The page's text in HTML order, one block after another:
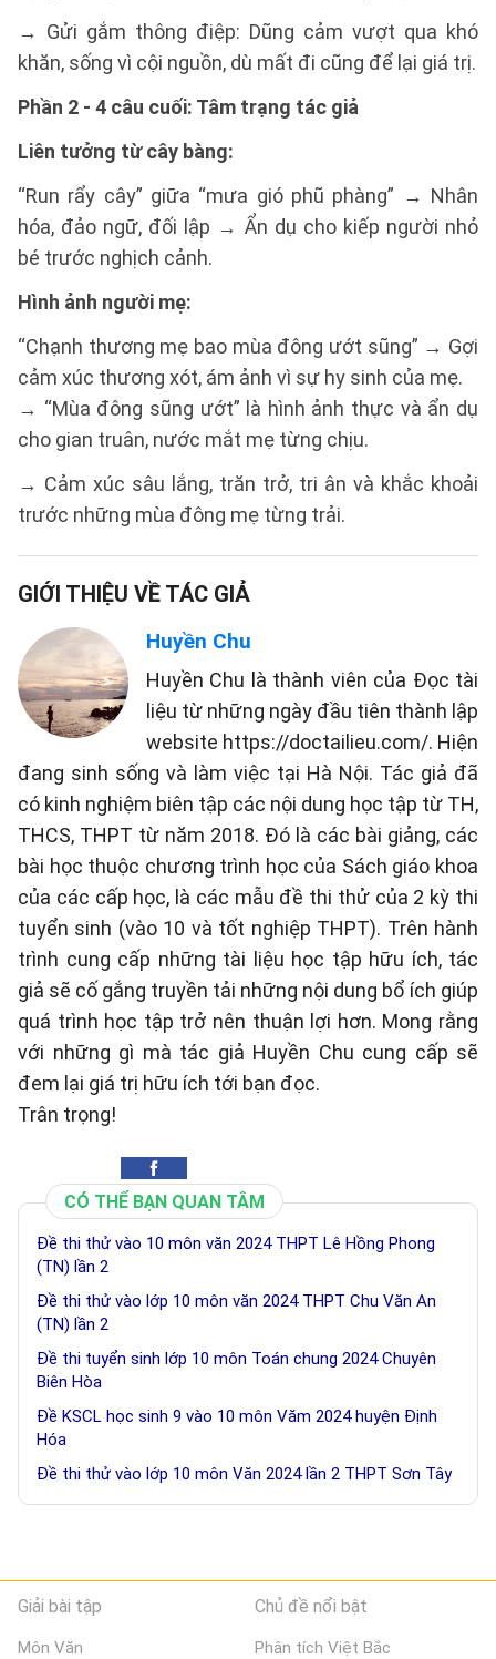
→ Gửi gắm thông điệp: Dũng cảm vượt qua khó
khăn, sống vì cội nguồn, dù mất đi cũng để lại giá trị.
Phần 2 - 4 câu cuối: Tâm trạng tác giả
Liên tưởng từ cây bàng:
“Run rẩy cây” giữa “mưa gió phũ phàng” → Nhân
hóa, đảo ngữ, đối lập → Ẩn dụ cho kiếp người nhỏ
bé trước nghịch cảnh.
Hình ảnh người mẹ:
“Chạnh thương mẹ bao mùa đông ướt sũng” → Gợi
cảm xúc thương xót, ám ảnh vì sự hy sinh của mẹ.
→ “Mùa đông sũng ướt” là hình ảnh thực và ẩn dụ
cho gian truân, nước mắt mẹ từng chịu.
→ Cảm xúc sâu lắng, trăn trở, tri ân và khắc khoải
trước những mùa đông mẹ từng trải.
GIỚI THIỆU VỀ TÁC GIẢ
Huyền Chu
Huyền Chu là thành viên của Đọc tài
liệu từ những ngày đầu tiên thành lập
website https://doctailieu.com/. Hiện
đang sinh sống và làm việc tại Hà Nội. Tác giả đã
có kinh nghiệm biên tập các nội dung học tập từ TH,
THCS, THPT từ năm 2018. Đó là các bài giảng, các
bài học thuộc chương trình học của Sách giáo khoa
của các cấp học, là các mẫu đề thi thử của 2 kỳ thi
tuyển sinh (vào 10 và tốt nghiệp THPT). Trên hành
trình cung cấp những tài liệu học tập hữu ích, tác
giả sẽ cố gắng truyền tải những nội dung bổ ích giúp
quá trình học tập trở nên thuận lợi hơn. Mong rằng
với những gì mà tác giả Huyền Chu cung cấp sẽ
đem lại giá trị hữu ích tới bạn đọc.
Trân trọng!
CÓ THỂ BẠN QUAN TÂM
Đề thi thử vào 10 môn văn 2024 THPT Lê Hồng Phong
(TN) lần 2
Đề thi thử vào lớp 10 môn văn 2024 THPT Chu Văn An
(TN) lần 2
Đề thi tuyển sinh lớp 10 môn Toán chung 2024 Chuyên
Biên Hòa
Đề KSCL học sinh 9 vào 10 môn Văm 2024 huyện Định
Hóa
Đề thi thử vào lớp 10 môn Văn 2024 lần 2 THPT Sơn Tây
Giải bài tập
Môn Văn
Chủ đề nổi bật
Phân tích Việt Bắc